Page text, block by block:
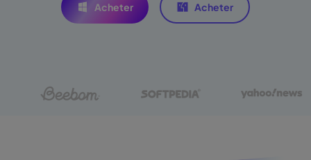
Acheter Acheter